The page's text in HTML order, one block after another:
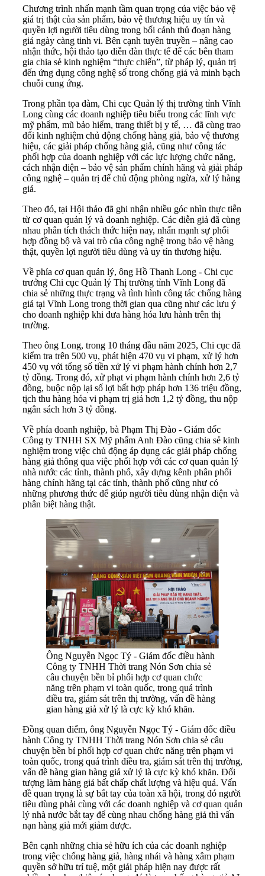
Chương trình nhấn mạnh tầm quan trọng của việc bảo vệ
giá trị thật của sản phẩm, bảo vệ thương hiệu uy tín và
quyền lợi người tiêu dùng trong bối cảnh thủ đoạn hàng
giả ngày càng tinh vi. Bên cạnh tuyên truyền – nâng cao
nhận thức, hội thảo tạo diễn đàn thực tế để các bên tham
gia chia sẻ kinh nghiệm “thực chiến”, từ pháp lý, quản trị
đến ứng dụng công nghệ số trong chống giả và minh bạch
chuỗi cung ứng.
Trong phần tọa đàm, Chi cục Quản lý thị trường tỉnh Vĩnh
Long cùng các doanh nghiệp tiêu biểu trong các lĩnh vực
mỹ phẩm, mũ bảo hiểm, trang thiết bị y tế, … đã cùng trao
đổi kinh nghiệm chủ động chống hàng giả, bảo vệ thương
hiệu, các giải pháp chống hàng giả, cũng như công tác
phối hợp của doanh nghiệp với các lực lượng chức năng,
cách nhận diện – bảo vệ sản phẩm chính hãng và giải pháp
công nghệ – quản trị để chủ động phòng ngừa, xử lý hàng
giả.
Theo đó, tại Hội thảo đã ghi nhận nhiều góc nhìn thực tiễn
từ cơ quan quản lý và doanh nghiệp. Các diễn giả đã cùng
nhau phân tích thách thức hiện nay, nhấn mạnh sự phối
hợp đồng bộ và vai trò của công nghệ trong bảo vệ hàng
thật, quyền lợi người tiêu dùng và uy tín thương hiệu.
Về phía cơ quan quản lý, ông Hồ Thanh Long - Chi cục
trưởng Chi cục Quản lý Thị trường tỉnh Vĩnh Long đã
chia sẻ những thực trạng và tình hình công tác chống hàng
giả tại Vĩnh Long trong thời gian qua cũng như các lưu ý
cho doanh nghiệp khi đưa hàng hóa lưu hành trên thị
trường.
Theo ông Long, trong 10 tháng đầu năm 2025, Chi cục đã
kiểm tra trên 500 vụ, phát hiện 470 vụ vi phạm, xử lý hơn
450 vụ với tổng số tiền xử lý vi phạm hành chính hơn 2,7
tỷ đồng. Trong đó, xử phạt vi phạm hành chính hơn 2,6 tỷ
đồng, buộc nộp lại số lợi bất hợp pháp hơn 136 triệu đồng,
tịch thu hàng hóa vi phạm trị giá hơn 1,2 tỷ đồng, thu nộp
ngân sách hơn 3 tỷ đồng.
Về phía doanh nghiệp, bà Phạm Thị Đào - Giám đốc
Công ty TNHH SX Mỹ phẩm Anh Đào cũng chia sẻ kinh
nghiệm trong việc chủ động áp dụng các giải pháp chống
hàng giả thông qua việc phối hợp với các cơ quan quản lý
nhà nước các tỉnh, thành phố, xây dựng kênh phân phối
hàng chính hãng tại các tỉnh, thành phố cũng như có
những phương thức để giúp người tiêu dùng nhận diện và
phân biệt hàng thật.
Ông Nguyễn Ngọc Tý - Giám đốc điều hành
Công ty TNHH Thời trang Nón Sơn chia sẻ
câu chuyện bền bỉ phối hợp cơ quan chức
năng trên phạm vi toàn quốc, trong quá trình
điều tra, giám sát trên thị trường, vấn đề hàng
gian hàng giả xử lý là cực kỳ khó khăn.
Đồng quan điểm, ông Nguyễn Ngọc Tý - Giám đốc điều
hành Công ty TNHH Thời trang Nón Sơn chia sẻ câu
chuyện bền bỉ phối hợp cơ quan chức năng trên phạm vi
toàn quốc, trong quá trình điều tra, giám sát trên thị trường,
vấn đề hàng gian hàng giả xử lý là cực kỳ khó khăn. Đối
tượng làm hàng giả bất chấp chất lượng và hiệu quả. Vấn
đề quan trọng là sự bắt tay của toàn xã hội, trong đó người
tiêu dùng phải cùng với các doanh nghiệp và cơ quan quản
lý nhà nước bắt tay để cùng nhau chống hàng giả thì vấn
nạn hàng giả mới giảm được.
Bên cạnh những chia sẻ hữu ích của các doanh nghiệp
trong việc chống hàng giả, hàng nhái và hàng xâm phạm
quyền sở hữu trí tuệ, một giải pháp hiện nay được rất